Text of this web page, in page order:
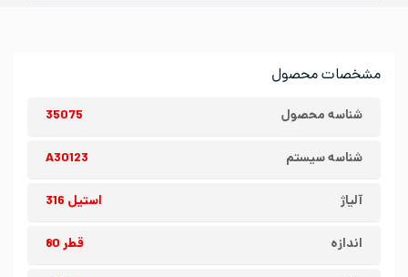
مشخصات محصول
شناسه محصول 35075
شناسه سیستم A30123
آلیاژ استیل 316
اندازه قطر 80